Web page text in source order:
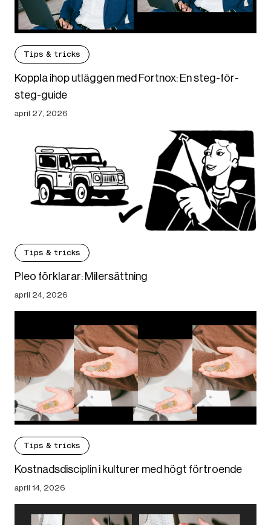
Tips & tricks
Koppla ihop utläggen med Fortnox: En steg-för-
steg-guide
april 27, 2026
Tips & tricks
Pleo förklarar: Milersättning
april 24, 2026
Tips & tricks
Kostnadsdisciplin i kulturer med högt förtroende
april 14, 2026